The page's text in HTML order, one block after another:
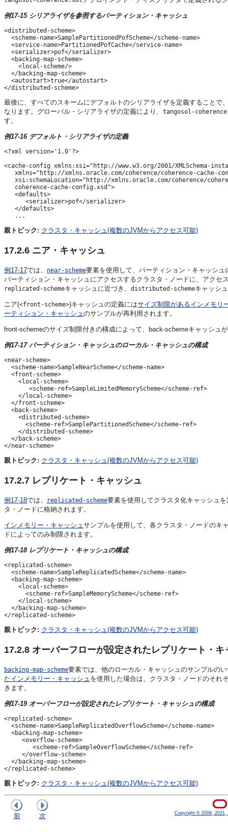
例17-15 シリアライザを参照するパーティション・キャッシュ
<distributed-scheme>
  <scheme-name>SamplePartitionedPofScheme</scheme-name>
  <service-name>PartitionedPofCache</service-name>
  <serializer>pof</serializer>
  <backing-map-scheme>
    <local-scheme/>
  </backing-map-scheme>
  <autostart>true</autostart>
最後に、すべてのスキームにデフォルトのシリアライザを定義することで
なります。グローバル・シリアライザの定義により、 tangosol-
す。
例17-16 デフォルト・シリアライザの定義
<?xml version='1.0'?>
<cache-config xmlns:xsi="http://www.w3.org/2001/XMLSchema-
xmlns="http://xmlns.oracle.com/coherence/coherence-cache-
xsi:schemaLocation="http://xmlns.oracle.com/coherence/
   coherence-cache-config.xsd">
   <defaults>
      <serializer>pof</serializer>
   </defaults>
親トピック: クラスタ・キャッシュ(複数のJVMからアクセス可能)
17.2.6 ニア・キャッシュ
例17-17では、 near-scheme要素を使用して、パーティション・キャッシ
パーティション・キャッシュにアクセスするクラスタ・ノードに、アク
replicated-schemeキャッシュに近づき、 distributed-schemeキャッシ
ニア(<front-scheme>)キャッシュの定義にはサイズ制限があるインメモリ
ーティション・キャッシュのサンプルが再利用されます。
front-schemeのサイズ制限付きの構成によって、back-schemeキャッシュ
例17-17 パーティション・キャッシュのローカル・キャッシュの構成
<near-scheme>
  <scheme-name>SampleNearScheme</scheme-name>
  <front-scheme>
    <local-scheme>
       <scheme-ref>SampleLimitedMemoryScheme</scheme-ref>
    </local-scheme>
  </front-scheme>
  <back-scheme>
    <distributed-scheme>
      <scheme-ref>SamplePartitionedScheme</scheme-ref>
    </distributed-scheme>
  </back-scheme>
親トピック: クラスタ・キャッシュ(複数のJVMからアクセス可能)
17.2.7 レプリケート・キャッシュ
例17-18では、 replicated-scheme要素を使用してクラスタ化キャッシュ
タ・ノードに格納されます。
インメモリー・キャッシュサンプルを使用して、各クラスタ・ノードのキ
ドによってのみ制限されます。
例17-18 レプリケート・キャッシュの構成
<replicated-scheme>
  <scheme-name>SampleReplicatedScheme</scheme-name>
  <backing-map-scheme>
    <local-scheme>
      <scheme-ref>SampleMemoryScheme</scheme-ref>
    </local-scheme>
  </backing-map-scheme>
親トピック: クラスタ・キャッシュ(複数のJVMからアクセス可能)
17.2.8 オーバーフローが設定されたレプリケート・キ
backing-map-scheme要素では、他のローカル・キャッシュのサンプルの
たインメモリー・キャッシュ を使用した場合は、クラスタ・ノードのそれ
きます。
例17-19 オーバーフローが設定されたレプリケート・キャッシュの構成
<replicated-scheme>
  <scheme-name>SampleReplicatedOverflowScheme</scheme-name>
  <backing-map-scheme>
     <overflow-scheme>
        <scheme-ref>SampleOverflowScheme</scheme-ref>
     </overflow-scheme>
  </backing-map-scheme>
親トピック: クラスタ・キャッシュ(複数のJVMからアクセス可能)
前 次 Copyright © 2008,